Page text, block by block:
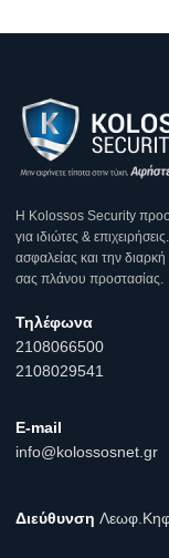
Η Κοlossos Security
για ιδιώτες &
ασφαλείας και την
σας πλάνου προστασίας.
Τηλέφωνα
2108066500
2108029541
E-mail
info@kolossosnet.gr
Διεύθυνση